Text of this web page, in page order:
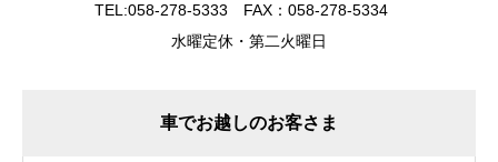
TEL:058-278-5333 FAX：058-278-5334
水曜定休・第二火曜日
車でお越しのお客さま